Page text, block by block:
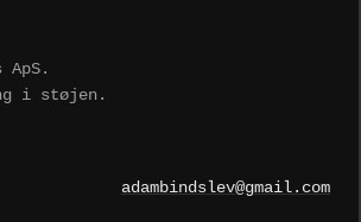
ApS.
i støjen.
adambindslev@gmail.com